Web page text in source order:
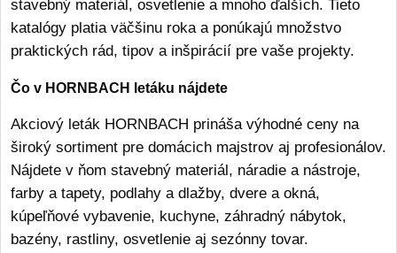
stavebný materiál, osvetlenie a mnoho ďalších. Tieto
katalógy platia väčšinu roka a ponúkajú množstvo
praktických rád, tipov a inšpirácií pre vaše projekty.
Čo v HORNBACH letáku nájdete
Akciový leták HORNBACH prináša výhodné ceny na
široký sortiment pre domácich majstrov aj profesionálov.
Nájdete v ňom stavebný materiál, náradie a nástroje,
farby a tapety, podlahy a dlažby, dvere a okná,
kúpeľňové vybavenie, kuchyne, záhradný nábytok,
bazény, rastliny, osvetlenie aj sezónny tovar.